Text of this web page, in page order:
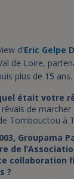
d'Eric Gelpe
de Loire,
plus de 15 ans.
était votre
de
Tombouctou à
Groupama
de
collaboration
?